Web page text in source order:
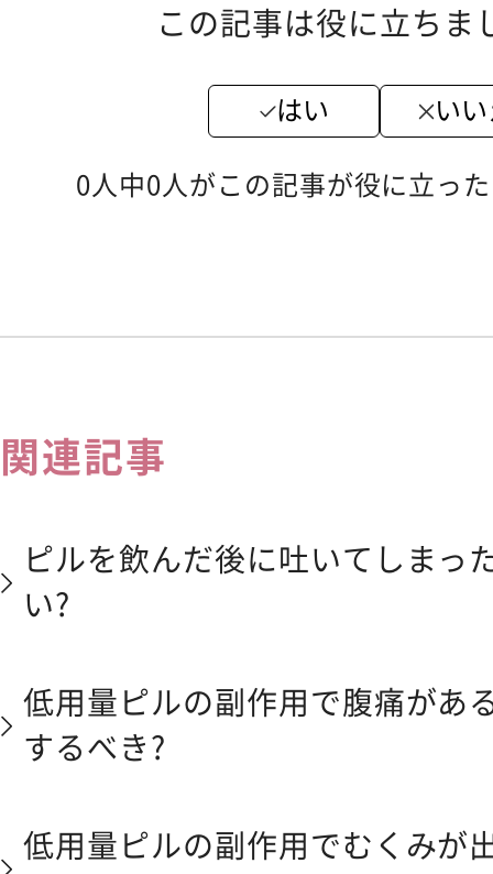
この記事は役に立ちま
はい
い
0人中0人がこの記事が役に立っ
関連記事
ピルを飲んだ後に吐いてしまっ
い?
低用量ピルの副作用で腹痛があ
するべき?
低用量ピルの副作用でむくみが